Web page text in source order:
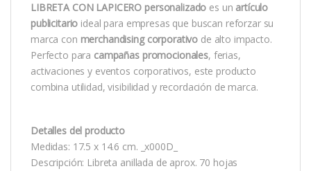
LIBRETA CON LAPICERO personalizado es un artículo
publicitario ideal para empresas que buscan reforzar su
marca con merchandising corporativo de alto impacto.
Perfecto para campañas promocionales, ferias,
activaciones y eventos corporativos, este producto
combina utilidad, visibilidad y recordación de marca.
Detalles del producto
Medidas: 17.5 x 14.6 cm. _x000D_
Descripción: Libreta anillada de aprox. 70 hojas